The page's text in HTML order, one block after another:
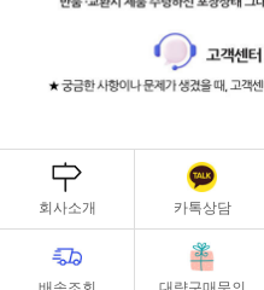
회사소개 카톡상담